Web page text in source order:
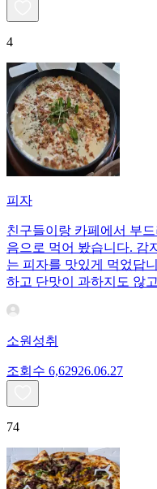
4
피자
친구들이랑 카페에서 부
음으로 먹어 봤습니다. 감
는 피자를 맛있게 먹었답
하고 단맛이 과하지도 않
소원성취
조회수 6,62926.06.27
74